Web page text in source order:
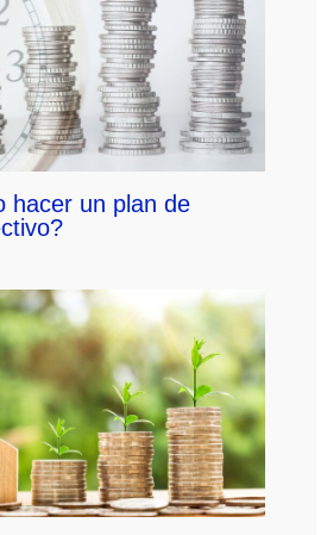
hacer un plan de